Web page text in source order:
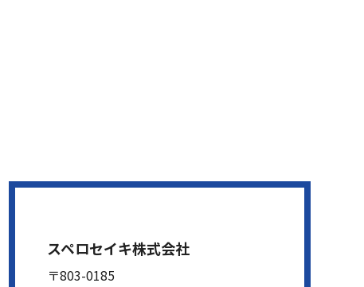
スペロセイキ株式会社
〒803-0185